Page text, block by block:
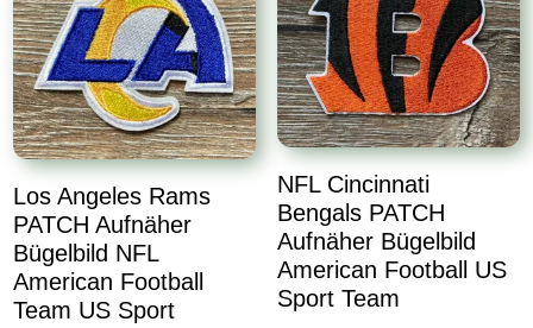
Los Angeles Rams
PATCH Aufnäher
Bügelbild NFL
American Football
Team US Sport
NFL Cincinnati
Bengals PATCH
Aufnäher Bügelbild
American Football US
Sport Team